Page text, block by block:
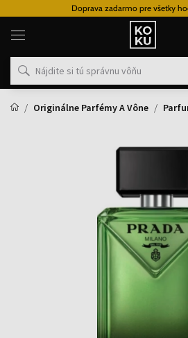
Doprava zadarmo pre všetky
Originálne
parfémy
hodinky
na
mieste
Originálne Parfémy A Vône